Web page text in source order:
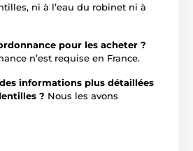
ni à l’eau du robinet ni à
pour les acheter ?
n’est requise en France.
informations plus détaillées
? Nous les avons